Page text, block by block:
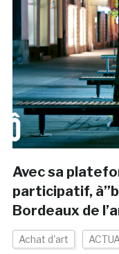
Avec sa
participatif,
Bordeaux de
Achat d'art